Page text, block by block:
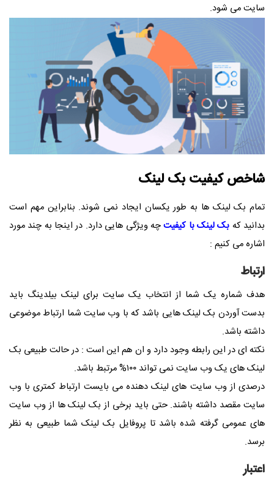
سایت می شود.
شاخص کیفیت بک لینک
تمام بک لینک ها به طور یکسان ایجاد نمی شوند. بنابراین مهم است
بدانید که بک لینک با کیفیتچه ویژگی هایی دارد. در اینجا به چند مورد
اشاره می کنیم :
ارتباط
هدف شماره یک شما از انتخاب یک سایت برای لینک بیلدینگ باید
بدست آوردن بک لینک هایی باشد که با وب سایت شما ارتباط موضوعی
داشته باشد.
نکته ای در این رابطه وجود دارد و ان هم این است : در حالت طبیعی بک
لینک های یک وب سایت نمی تواند ۱۰۰% مرتبط باشد.
درصدی از وب سایت های لینک دهنده می بایست ارتباط کمتری با وب
سایت مقصد داشته باشند. حتی باید برخی از بک لینک ها از وب سایت
های عمومی گرفته شده باشد تا پروفایل بک لینک شما طبیعی به نظر
برسد.
اعتبار